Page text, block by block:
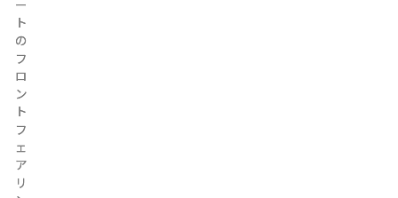
ー
ト
の
フ
ロ
ン
ト
フ
ェ
ア
リ
ー
ト
の
フ
ロ
ン
ト
フ
ェ
ア
リ